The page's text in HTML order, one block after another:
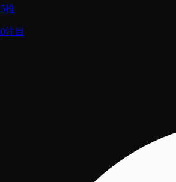
推
注目